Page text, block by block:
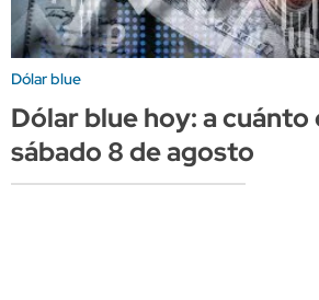
Dólar blue
Dólar blue hoy: a
sábado 8 de agosto